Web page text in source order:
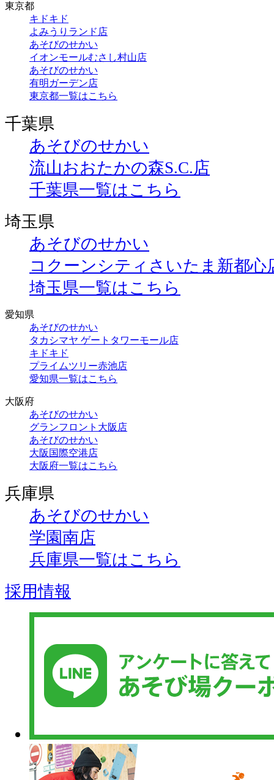
東京都
キドキド
よみうりランド店
あそびのせかい
イオンモールむさし村山店
あそびのせかい
有明ガーデン店
東京都一覧はこちら
千葉県
あそびのせかい
流山おおたかの森S.C.店
千葉県一覧はこちら
埼玉県
あそびのせかい
コクーンシティさいたま新都心
埼玉県一覧はこちら
愛知県
あそびのせかい
タカシマヤ ゲートタワーモール店
キドキド
プライムツリー赤池店
愛知県一覧はこちら
大阪府
あそびのせかい
グランフロント大阪店
あそびのせかい
大阪国際空港店
大阪府一覧はこちら
兵庫県
あそびのせかい
学園南店
兵庫県一覧はこちら
採用情報